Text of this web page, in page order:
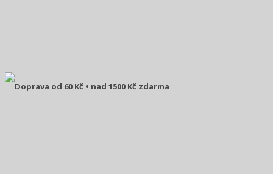
Doprava od 60 Kč • nad 1500 Kč zdarma